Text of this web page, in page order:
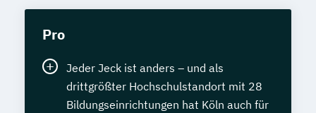
Pro
Jeder Jeck ist anders – und als
drittgrößter Hochschulstandort mit 28
Bildungseinrichtungen hat Köln auch für